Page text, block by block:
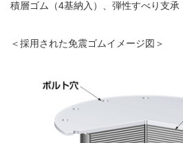
積層ゴム（4基納入）、弾性すべり支承
＜採用された免震ゴムイメージ図＞